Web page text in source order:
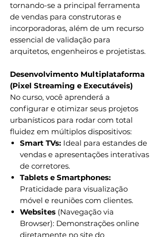
tornando-se a principal ferramenta
de vendas para construtoras e
incorporadoras, além de um recurso
essencial de validação para
arquitetos, engenheiros e projetistas.
Desenvolvimento Multiplataforma
(Pixel Streaming e Executáveis)
No curso, você aprenderá a
configurar e otimizar seus projetos
urbanísticos para rodar com total
fluidez em múltiplos dispositivos:
Smart TVs: Ideal para estandes de
vendas e apresentações interativas
de corretores.
Tablets e Smartphones:
Praticidade para visualização
móvel e reuniões com clientes.
Websites (Navegação via
Browser): Demonstrações online
diretamente no site do